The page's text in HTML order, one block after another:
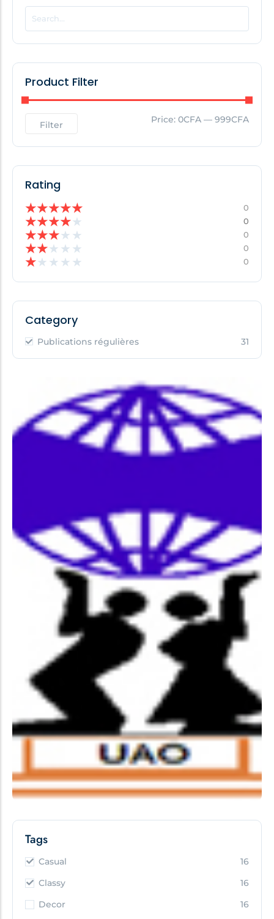
POPULAR THIS WEEK
No Posts Found!
No Posts Found!
Product Filter
Filter Price: 0CFA — 999CFA
Rating
★★★★★ 0
★★★★★ 0
★★★★ ★ 0
★★★ ★ ★ 0
★★ ★ ★ ★ 0
Category
Publications régulières 31
Tags
Casual
16
Classy
16
Decor
16